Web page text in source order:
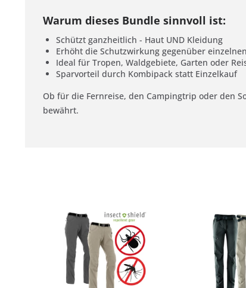
Warum dieses Bundle sinnvoll ist:
Schützt ganzheitlich - Haut UND Kleidung
Erhöht die Schutzwirkung gegenüber
Ideal für Tropen, Waldgebiete, Garten oder
Sparvorteil durch Kombipack statt Einzelkauf
Ob für die Fernreise, den Campingtrip oder den
bewährt.